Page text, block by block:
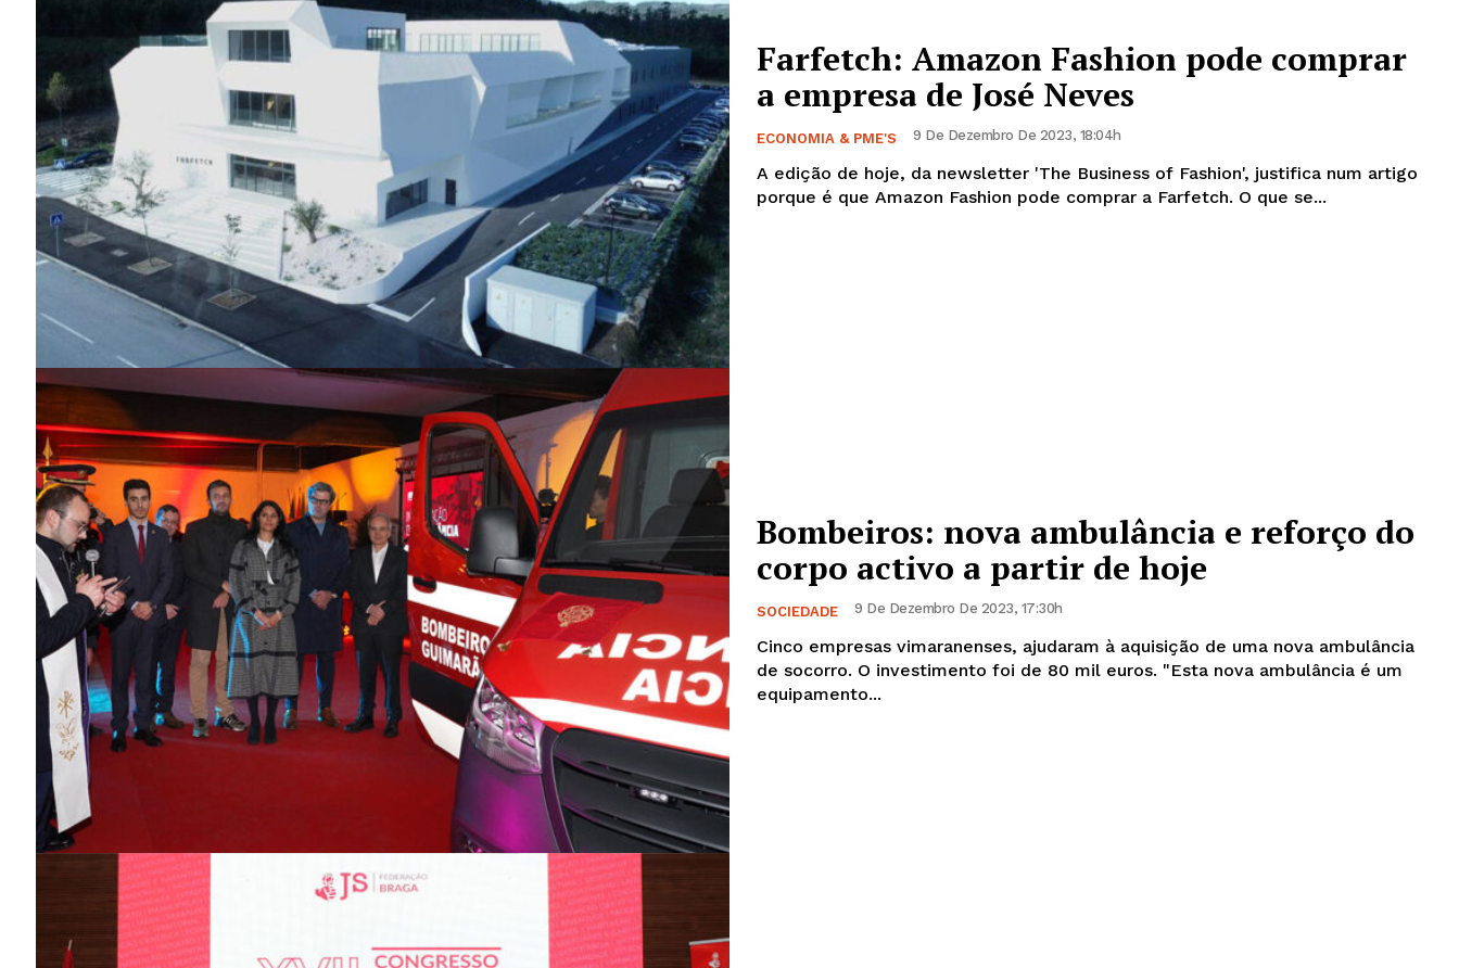
Guimarães, agora!
SUBSCREVA JÁ!
Institucional
Artigos
Edição Digital
Europa
Grande Entrevista
Publicidade
Quero ser Assinante
Farfetch: Amazon Fashion pode comprar
a empresa de José Neves
ECONOMIA & PME'S 9 De Dezembro De 2023, 18:04h
A edição de hoje, da newsletter 'The Business of Fashion', justifica num artigo
porque é que Amazon Fashion pode comprar a Farfetch. O que se...
Bombeiros: nova ambulância e reforço do
corpo activo a partir de hoje
SOCIEDADE 9 De Dezembro De 2023, 17:30h
Cinco empresas vimaranenses, ajudaram à aquisição de uma nova ambulância
de socorro. O investimento foi de 80 mil euros. "Esta nova ambulância é um
equipamento...